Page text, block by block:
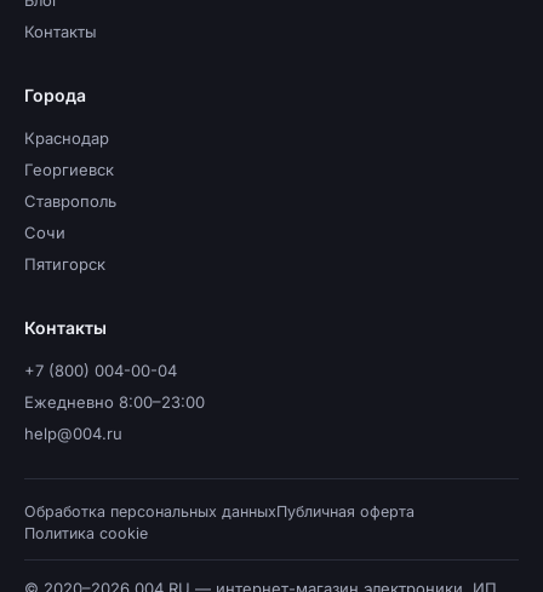
Контакты
Города
Краснодар
Георгиевск
Ставрополь
Сочи
Пятигорск
Контакты
+7 (800) 004-00-04
Ежедневно 8:00–23:00
help@004.ru
Обработка персональных данныхПубличная оферта
Политика cookie